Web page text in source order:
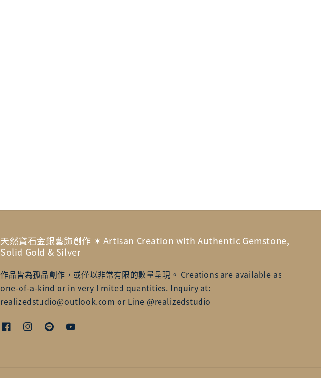
天然寶石金銀藝飾創作 ✶ Artisan Creation with Authentic Gemstone,
Solid Gold & Silver
作品皆為孤品創作，或僅以非常有限的數量呈現。 Creations are available as
one-of-a-kind or in very limited quantities. Inquiry at:
realizedstudio@outlook.com or Line @realizedstudio